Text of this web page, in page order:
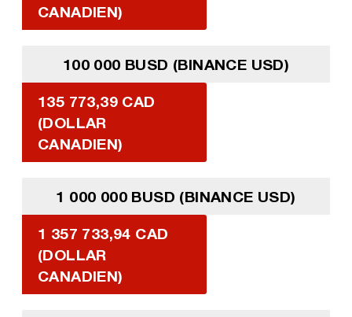
CANADIEN)
100 000 BUSD (BINANCE USD)
135 773,39 CAD
(DOLLAR
CANADIEN)
1 000 000 BUSD (BINANCE USD)
1 357 733,94 CAD
(DOLLAR
CANADIEN)